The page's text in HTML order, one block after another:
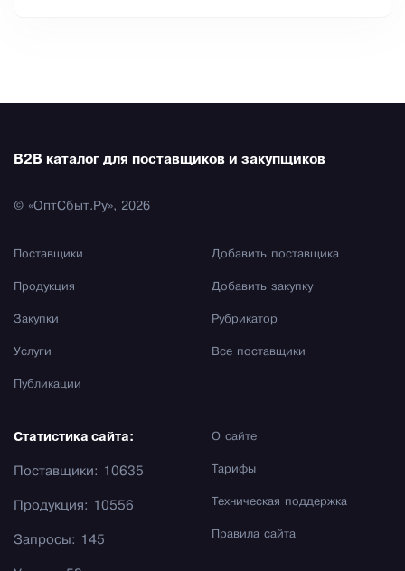
B2B каталог для поставщиков и закупщиков
© «ОптСбыт.Ру», 2026
Поставщики
Продукция
Закупки
Услуги
Публикации
Добавить поставщика
Добавить закупку
Рубрикатор
Все поставщики
О сайте
Тарифы
Техническая поддержка
Правила сайта
Статистика сайта:
Поставщики: 10635
Продукция: 10556
Запросы: 145